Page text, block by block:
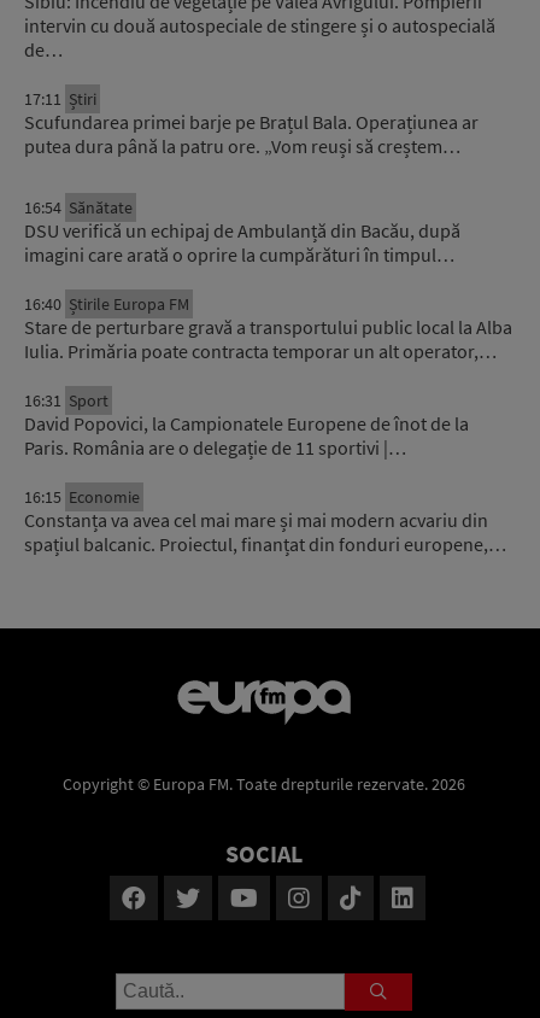
intervin cu două autospeciale de stingere și o autospecială
de…
17:11 Știri
Scufundarea primei barje pe Brațul Bala. Operațiunea ar
putea dura până la patru ore. „Vom reuși să creștem…
16:54 Sănătate
DSU verifică un echipaj de Ambulanță din Bacău, după
imagini care arată o oprire la cumpărături în timpul…
16:40 Știrile Europa FM
Stare de perturbare gravă a transportului public local la Alba
Iulia. Primăria poate contracta temporar un alt operator,…
16:31 Sport
David Popovici, la Campionatele Europene de înot de la
Paris. România are o delegație de 11 sportivi |…
16:15 Economie
Constanța va avea cel mai mare și mai modern acvariu din
spațiul balcanic. Proiectul, finanțat din fonduri europene,…
Copyright © Europa FM. Toate drepturile rezervate. 2026
SOCIAL